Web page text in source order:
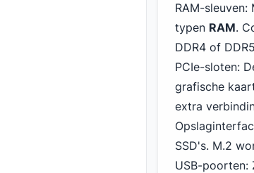
RAM-
typen RAM.
DDR4 of
PCIe-sloten:
grafische
extra
SSD's. M.2
USB-poorten: